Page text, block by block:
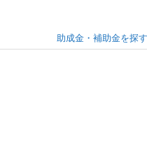
助成金・補助金を探す